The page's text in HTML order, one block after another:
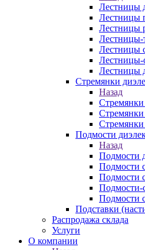
Лестницы
Лестницы
Лестницы
Лестницы-
Лестницы
Лестницы-
Лестницы
Стремянки
Назад
Стремянки
Стремянки
Подмости
Назад
Подмости
Подмости
Подмости
Подмости-
Подмости
Подставки
Распродажа склада
Услуги
О компании